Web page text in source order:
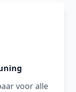
voor alle